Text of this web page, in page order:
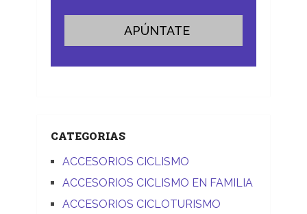
CATEGORIAS
ACCESORIOS CICLISMO
ACCESORIOS CICLISMO EN FAMILIA
ACCESORIOS CICLOTURISMO